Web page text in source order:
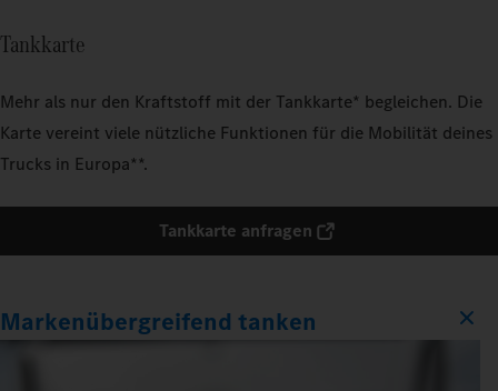
Tankkarte
Mehr als nur den Kraftstoff mit der Tankkarte* begleichen. Die
Karte vereint viele nützliche Funktionen für die Mobilität deines
Trucks in Europa**.
Tankkarte anfragen
Markenübergreifend tanken